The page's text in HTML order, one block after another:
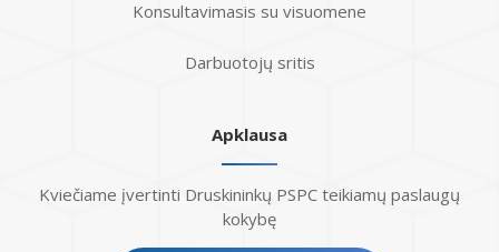
Konsultavimasis su visuomene
Darbuotojų sritis
Apklausa
Kviečiame įvertinti Druskininkų PSPC teikiamų paslaugų
kokybę